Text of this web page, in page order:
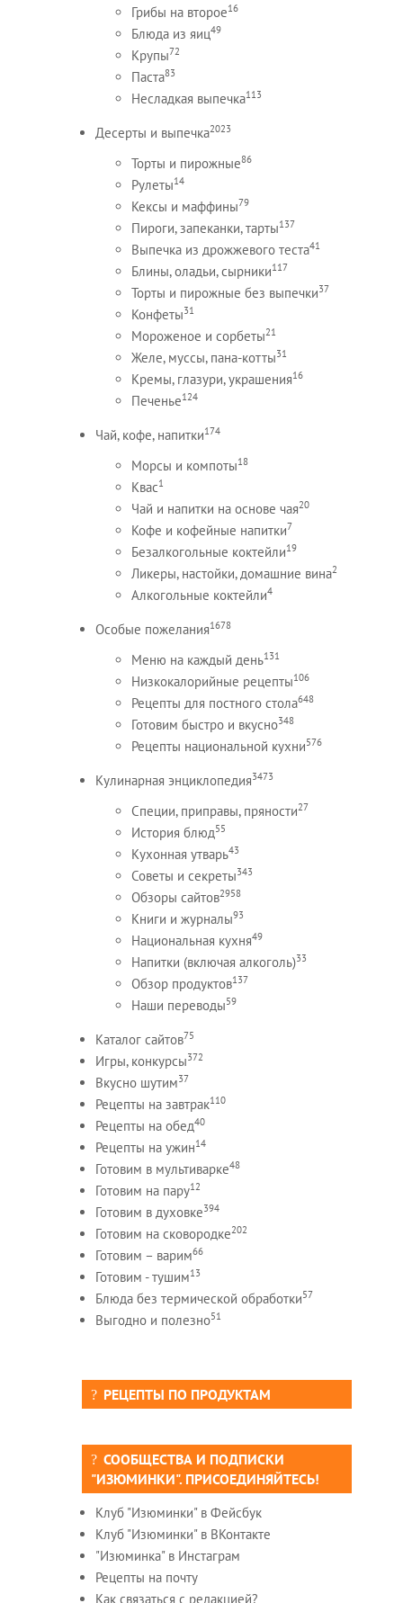
Грибы на второе16
Блюда из яиц49
Крупы72
Паста83
Несладкая выпечка113
Десерты и выпечка2023
Торты и пирожные86
Рулеты14
Кексы и маффины79
Пироги, запеканки, тарты137
Выпечка из дрожжевого теста41
Блины, оладьи, сырники117
Торты и пирожные без выпечки37
Конфеты31
Мороженое и сорбеты21
Желе, муссы, пана-котты31
Кремы, глазури, украшения16
Печенье124
Чай, кофе, напитки174
Морсы и компоты18
Квас1
Чай и напитки на основе чая20
Кофе и кофейные напитки7
Безалкогольные коктейли19
Ликеры, настойки, домашние вина2
Алкогольные коктейли4
Особые пожелания1678
Меню на каждый день131
Низкокалорийные рецепты106
Рецепты для постного стола648
Готовим быстро и вкусно348
Рецепты национальной кухни576
Кулинарная энциклопедия3473
Специи, приправы, пряности27
История блюд55
Кухонная утварь43
Советы и секреты343
Обзоры сайтов2958
Книги и журналы93
Национальная кухня49
Напитки (включая алкоголь)33
Обзор продуктов137
Наши переводы59
Каталог сайтов75
Игры, конкурсы372
Вкусно шутим37
Рецепты на завтрак110
Рецепты на обед40
Рецепты на ужин14
Готовим в мультиварке48
Готовим на пару12
Готовим в духовке394
Готовим на сковородке202
Готовим – варим66
Готовим - тушим13
Блюда без термической обработки57
Выгодно и полезно51
РЕЦЕПТЫ ПО ПРОДУКТАМ
СООБЩЕСТВА И ПОДПИСКИ
"ИЗЮМИНКИ". ПРИСОЕДИНЯЙТЕСЬ!
Клуб "Изюминки" в Фейсбук
Клуб "Изюминки" в ВКонтакте
"Изюминка" в Инстаграм
Рецепты на почту
Как связаться с редакцией?